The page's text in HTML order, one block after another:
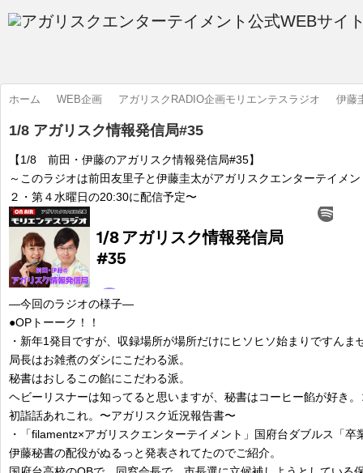
ホーム WEB企画 アガリスクRADIO企画モリエンテスラジオ 伊藤
1/8 アガリスク情報発信局#35
【1/8 前田・伊藤のアガリスク情報発信局#35】
～このラジオは前田友里子と伊藤圭太がアガリスクエンターテイメ
２・第４水曜日の20:30に配信予定〜
―今回のラジオの様子―
●OPトーーク！！
・新年1発目ですが、収録場所が場所だけにヒソヒソ始まりですん
局長はお雑煮のダシにこだわる派。
秘書はおしるこの餡にこだわる派。
ヘビーリスナーは知ってると思いますが、秘書はコーヒー餡が好き
初詣話あれこれ。〜アガリスク近況報告書〜
・「filamentz×アガリスクエンターテイメント」国府台ダブルス「
伊藤秘書の配役がぬるっと発表されてたのでご紹介。